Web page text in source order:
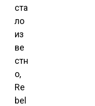
ста
ло
из
ве
стн
о,
Re
bel